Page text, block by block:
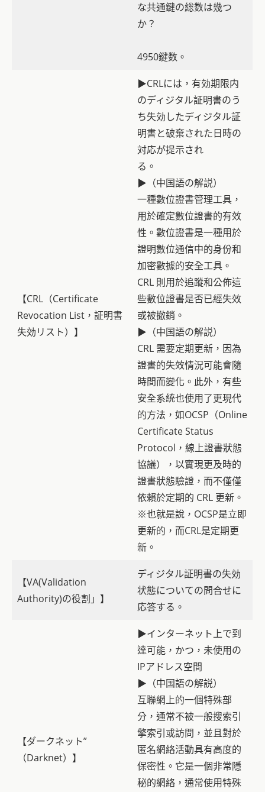
な共通鍵の総数は幾つ
か？
4950鍵数。
【CRL（Certificate
Revocation List，証明書
失効リスト）】
▶CRLには，有効期限内
のディジタル証明書のう
ち失効したディジタル証
明書と破棄された日時の
対応が提示され
る。
▶（中国語の解説）
一種數位證書管理工具，
用於確定數位證書的有效
性。數位證書是一種用於
證明數位通信中的身份和
加密數據的安全工具。
CRL 則用於追蹤和公佈這
些數位證書是否已經失效
或被撤銷。
▶（中国語の解説）
CRL 需要定期更新，因為
證書的失效情況可能會隨
時間而變化。此外，有些
安全系統也使用了更現代
的方法，如OCSP（Online
Certificate Status
Protocol，線上證書狀態
協議），以實現更及時的
證書狀態驗證，而不僅僅
依賴於定期的 CRL 更新。
※也就是說，OCSP是立即
更新的，而CRL是定期更
新。
【VA(Validation
Authority)の役割」】
ディジタル証明書の失効
状態についての問合せに
応答する。
【ダークネット”
（Darknet）】
▶インターネット上で到
達可能，かつ，未使用の
IPアドレス空間
▶（中国語の解説）
互聯網上的一個特殊部
分，通常不被一般搜索引
擎索引或訪問，並且對於
匿名網絡活動具有高度的
保密性。它是一個非常隱
秘的網絡，通常使用特殊